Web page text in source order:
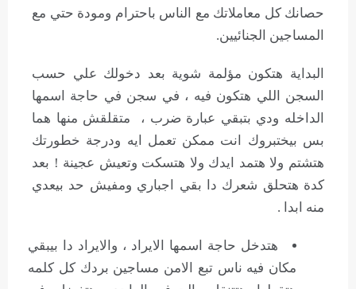
حصانك كل معاملاتك مع الناس باحترام ومودة حتي مع
المساجين الجنائيين.
البداية هتكون مؤلمة شوية بعد دخولك علي حسب
السجن اللي هتكون فيه ، في سجن في حاجة اسمها
الداخله ودي بتبقي عبارة ضرب ، متقلقش منها هما
بس بيختبروك انت ممكن تعمل ايه ودرجة خطورتك
هتشتم ولا هتمد ايدك ولا هتسكت وتعيش عجينة ! بعد
كدة هتحلق شعرك دا بقي اجباري ومفيش حد بيعدي
منه ابدا .
هتدخل حاجة اسمها الايراد ، والايراد دا بيبقي
مكان فيه ناس تبع الامن مساجين بردك كل كلمه